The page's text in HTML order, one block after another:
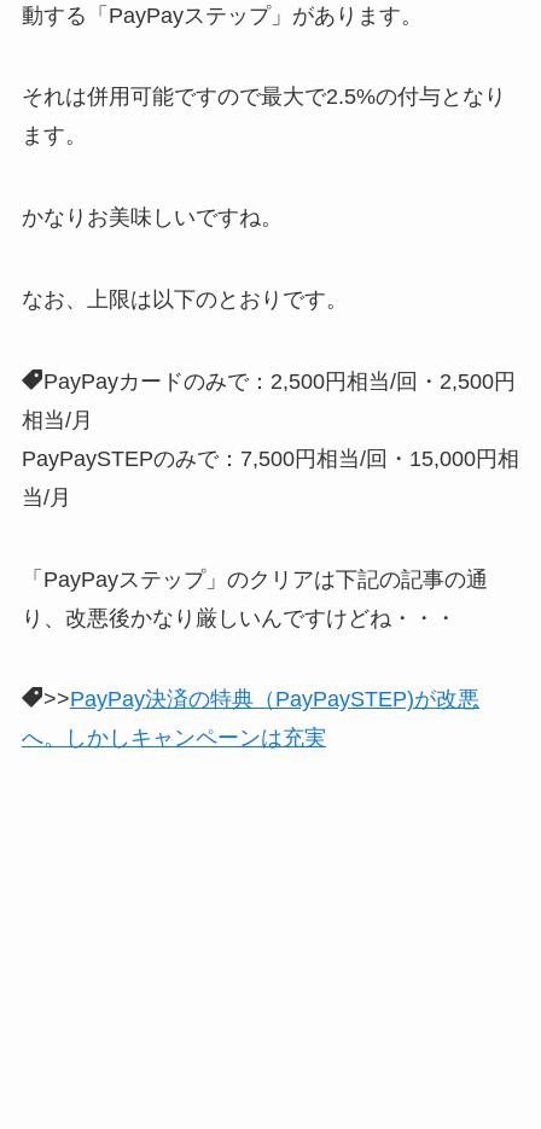
動する「PayPayステップ」があります。
それは併用可能ですので最大で2.5%の付与となり
ます。
かなりお美味しいですね。
なお、上限は以下のとおりです。
PayPayカードのみで：2,500円相当/回・2,500円
相当/月
PayPaySTEPのみで：7,500円相当/回・15,000円相
当/月
「PayPayステップ」のクリアは下記の記事の通
り、改悪後かなり厳しいんですけどね・・・
>>PayPay決済の特典（PayPaySTEP)が改悪
へ。しかしキャンペーンは充実